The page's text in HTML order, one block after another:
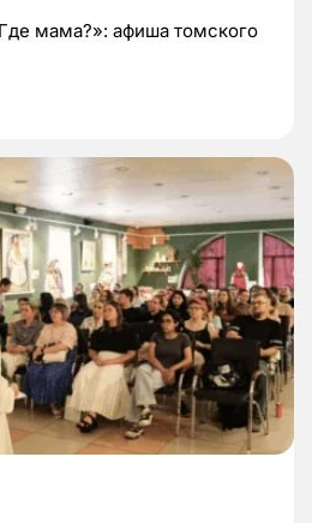
мама?»: афиша томского